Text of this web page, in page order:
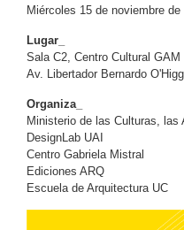
Miércoles 15 de noviembre
Lugar_
Sala C2, Centro Cultural GAM
Av. Libertador Bernardo
Organiza_
Ministerio de las Culturas, las
DesignLab UAI
Centro Gabriela Mistral
Ediciones ARQ
Escuela de Arquitectura UC